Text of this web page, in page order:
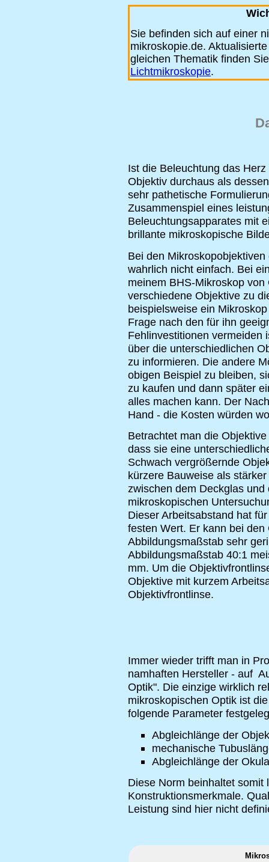
Sie befinden sich auf einer
mikroskopie.de.
gleichen Thematik finden
Lichtmikroskopie.
Ist die Beleuchtung das
Objektiv durchaus als
sehr pathetische
Zusammenspiel eines
Beleuchtungsapparates mit
brillante mikroskopische
Bei den
wahrlich nicht einfach. Bei
meinem BHS-Mikroskop
verschiedene Objektive zu
beispielsweise ein
Frage nach den für ihn
Fehlinvestitionen
über die unterschiedlichen
zu informieren. Die andere
obigen Beispiel zu bleiben,
zu kaufen und dann später
alles machen kann. Der
Hand - die Kosten würden
Betrachtet man die
dass sie eine
Schwach vergrößernde
kürzere Bauweise als
zwischen dem Deckglas
mikroskopischen
Dieser Arbeitsabstand hat
festen Wert. Er kann bei
Abbildungsmaßstab sehr
Abbildungsmaßstab 40:1
mm. Um die
Objektive mit kurzem
Objektivfrontlinse.
Immer wieder trifft man in
namhaften Hersteller - auf
Optik". Die einzige wirklich
mikroskopischen Optik ist
folgende Parameter
Abgleichlänge der
mechanische
Abgleichlänge der
Diese Norm beinhaltet somit
Konstruktionsmerkmale.
Leistung sind hier nicht